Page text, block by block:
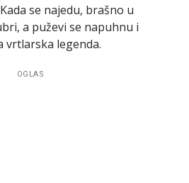
se najedu, brašno u
a puževi se napuhnu i
vrtlarska legenda.
OGLAS